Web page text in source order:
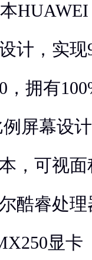
HUAWEI
计，实
，拥有
屏幕设
，可视
酷睿处理
显卡